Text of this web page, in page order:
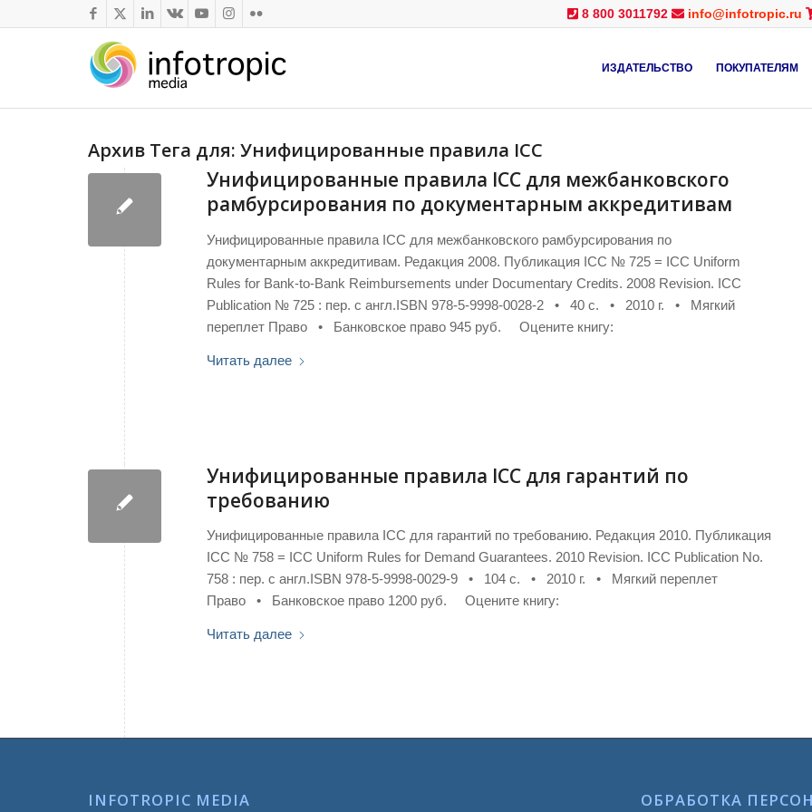
8 800 3011792 info@infotropic.ru
ИЗДАТЕЛЬСТВО ПОКУПАТЕЛЯМ
Архив Тега для: Унифицированные правила ICC
Унифицированные правила ICC для межбанковского
рамбурсирования по документарным аккредитивам
Унифицированные правила ICC для межбанковского рамбурсирования по
документарным аккредитивам. Редакция 2008. Публикация ICC № 725 = ICC Uniform
Rules for Bank-to-Bank Reimbursements under Documentary Credits. 2008 Revision. ICC
Publication № 725 : пер. с англ.ISBN 978-5-9998-0028-2 • 40 с. • 2010 г. • Мягкий
переплет Право • Банковское право 945 руб. Оцените книгу:
Читать далее
Унифицированные правила ICC для гарантий по
требованию
Унифицированные правила ICC для гарантий по требованию. Редакция 2010. Публикация
ICC № 758 = ICC Uniform Rules for Demand Guarantees. 2010 Revision. ICC Publication No.
758 : пер. с англ.ISBN 978-5-9998-0029-9 • 104 с. • 2010 г. • Мягкий переплет
Право • Банковское право 1200 руб. Оцените книгу:
Читать далее
INFOTROPIC MEDIA ОБРАБОТКА